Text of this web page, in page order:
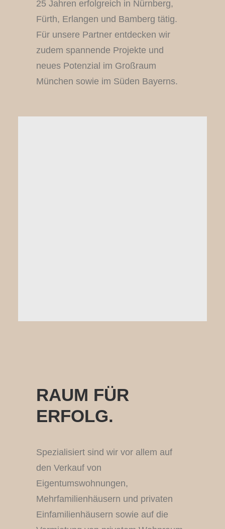
25 Jahren erfolgreich in Nürnberg,
Fürth, Erlangen und Bamberg tätig.
Für unsere Partner entdecken wir
zudem spannende Projekte und
neues Potenzial im Großraum
München sowie im Süden Bayerns.
RAUM FÜR
ERFOLG.
Spezialisiert sind wir vor allem auf
den Verkauf von
Eigentumswohnungen,
Mehrfamilienhäusern und privaten
Einfamilienhäusern sowie auf die